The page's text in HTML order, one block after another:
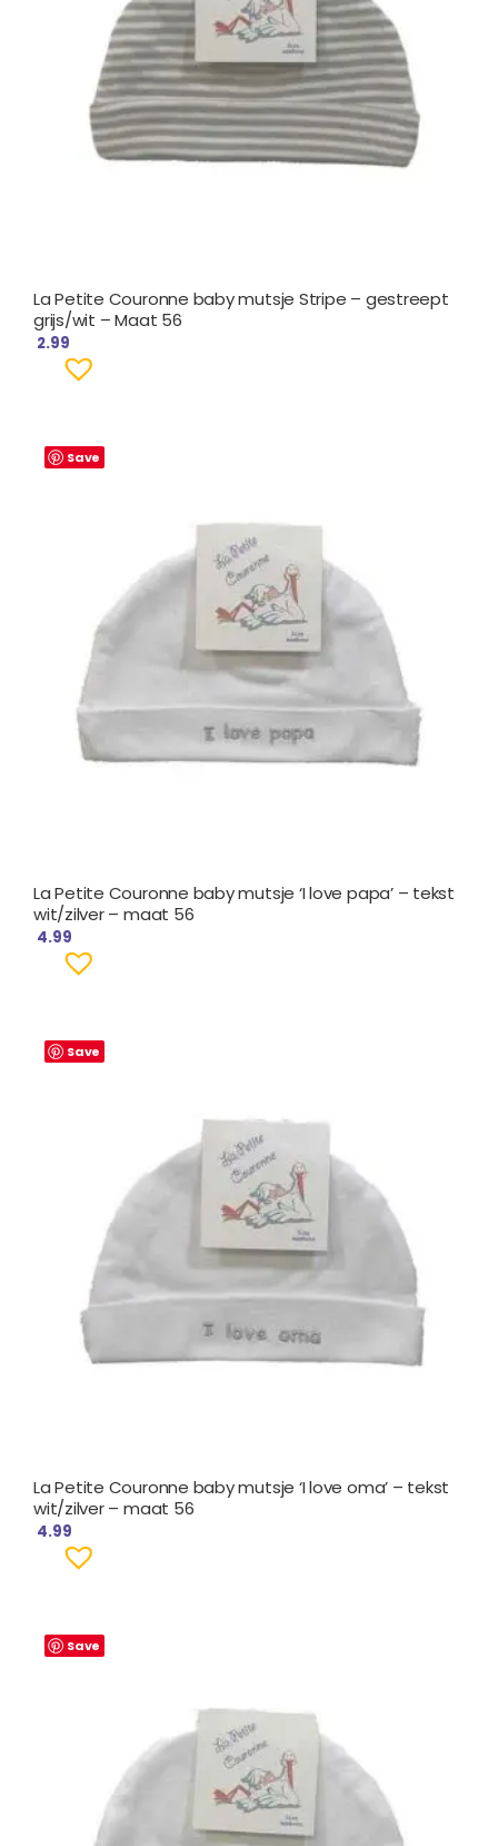
La Petite Couronne baby mutsje Stripe – gestreept
grijs/wit – Maat 56
2.99
Save
La Petite Couronne baby mutsje ‘I love papa’ – tekst
wit/zilver – maat 56
4.99
Save
La Petite Couronne baby mutsje ‘I love oma’ – tekst
wit/zilver – maat 56
4.99
Save